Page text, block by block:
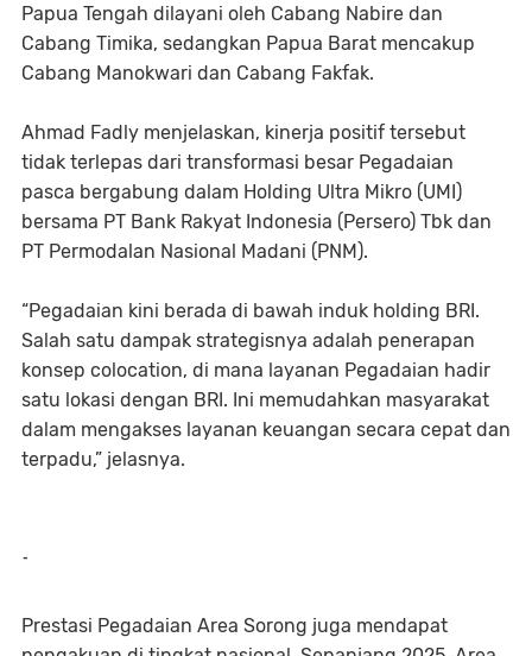
Papua Tengah dilayani oleh Cabang Nabire dan
Cabang Timika, sedangkan Papua Barat mencakup
Cabang Manokwari dan Cabang Fakfak.
Ahmad Fadly menjelaskan, kinerja positif tersebut
tidak terlepas dari transformasi besar Pegadaian
pasca bergabung dalam Holding Ultra Mikro (UMI)
bersama PT Bank Rakyat Indonesia (Persero) Tbk dan
PT Permodalan Nasional Madani (PNM).
“Pegadaian kini berada di bawah induk holding BRI.
Salah satu dampak strategisnya adalah penerapan
konsep colocation, di mana layanan Pegadaian hadir
satu lokasi dengan BRI. Ini memudahkan masyarakat
dalam mengakses layanan keuangan secara cepat dan
terpadu,” jelasnya.
-
Prestasi Pegadaian Area Sorong juga mendapat